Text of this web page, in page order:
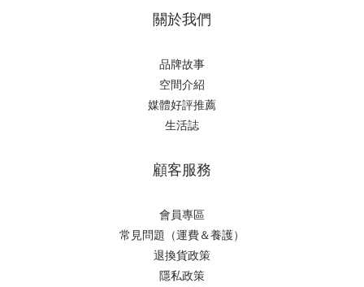
關於我們
品牌故事
空間介紹
媒體好評推薦
生活誌
顧客服務
會員專區
常見問題（運費＆養護）
退換貨政策
隱私政策